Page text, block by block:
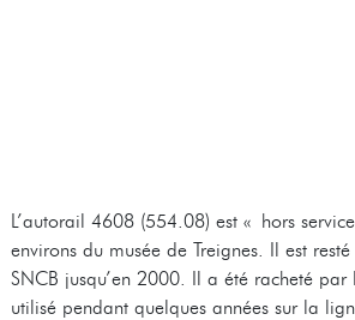
L’autorail 4608 (554.08) est « hors
environs du musée de Treignes. Il est
SNCB jusqu’en 2000. Il a été racheté par
utilisé pendant quelques années sur la